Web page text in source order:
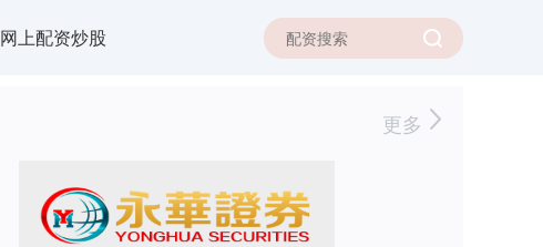
网上配资炒股
更多